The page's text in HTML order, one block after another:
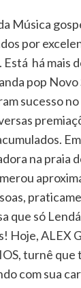
Música
por
há mais
pop Novo
sucesso
na praia
que só
Hoje, ALEX
turnê que
com sua